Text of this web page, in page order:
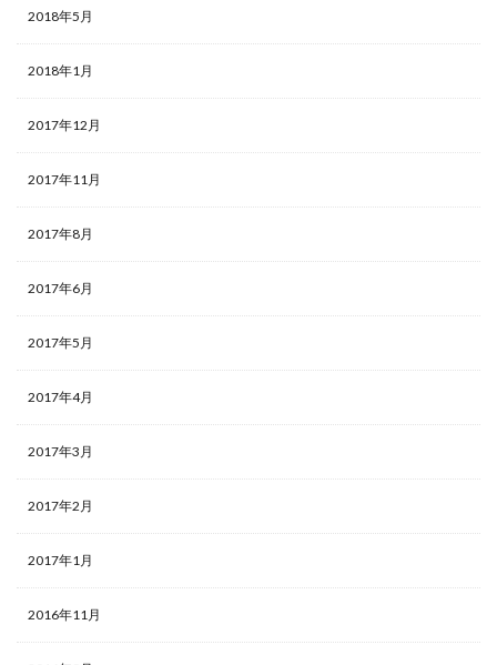
2018年5月
2018年1月
2017年12月
2017年11月
2017年8月
2017年6月
2017年5月
2017年4月
2017年3月
2017年2月
2017年1月
2016年11月